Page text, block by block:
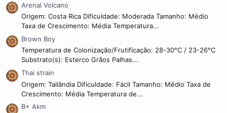
Arenal Volcano
Origem: Costa Rica Dificuldade: Moderada Tamanho: Médio
Taxa de Crescimento: Média Temperatura...
Brown Boy
Temperatura de Colonização/Frutificação: 28-30°C / 23-26°C
Substrato(s): Esterco Grãos Palhas...
Thai strain
Origem: Tailândia Dificuldade: Fácil Tamanho: Médio Taxa de
Crescimento: Média Temperatura de...
B+ Akm